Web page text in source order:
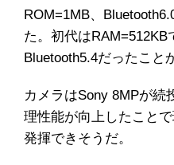
ROM=1MB、
た。初代はRAM=512KB
Bluetooth5.4だったこと
カメラはSony 8MPが続
理性能が向上したこと
発揮できそうだ。